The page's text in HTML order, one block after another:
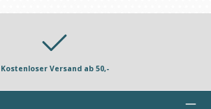
Kostenloser Versand ab 50,-